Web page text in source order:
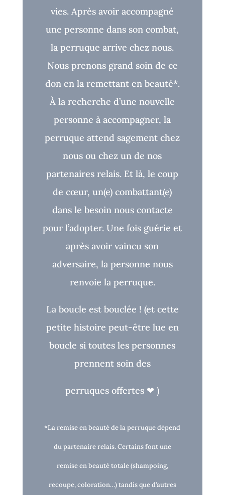
vies. Après avoir accompagné
une personne dans son combat,
la perruque arrive chez nous.
Nous prenons grand soin de ce
don en la remettant en beauté*.
À la recherche d’une nouvelle
personne à accompagner, la
perruque attend sagement chez
nous ou chez un de nos
partenaires relais. Et là, le coup
de cœur, un(e) combattant(e)
dans le besoin nous contacte
pour l’adopter. Une fois guérie et
après avoir vaincu son
adversaire, la personne nous
renvoie la perruque.
La boucle est bouclée ! (et cette
petite histoire peut-être lue en
boucle si toutes les personnes
prennent soin des
perruques offertes ❤)
*La remise en beauté de la perruque dépend
du partenaire relais. Certains font une
remise en beauté totale (shampoing,
recoupe, coloration…) tandis que d’autres